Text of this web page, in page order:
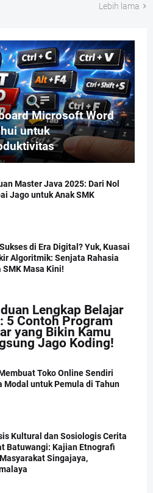
Lebih lama
Microsoft Word
untuk
Master Java 2025: Dari Nol
Jago untuk Anak SMK
di Era Digital? Yuk, Kuasai
Algoritmik: Senjata Rahasia
SMK Masa Kini!
Lengkap Belajar
5 Contoh Program
yang Bikin Kamu
Jago Koding!
Toko Online Sendiri
Modal untuk Pemula di Tahun
Kultural dan Sosiologis Cerita
Batuwangi: Kajian Etnografi
Singajaya,